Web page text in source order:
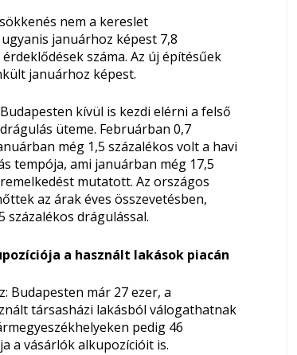
nem a kereslet
januárhoz képest 7,8
száma. Az új építésűek
januárhoz képest.
kívül is kezdi elérni a felső
üteme. Februárban 0,7
még 1,5 százalékos volt a havi
tempója, ami januárban még 17,5
mutatott. Az országos
az árak éves összevetésben,
százalékos drágulással.
a használt lakások piacán
Budapesten már 27 ezer, a
társasházi lakásból válogathatnak
pedig 46
a vásárlók alkupozícióit is.